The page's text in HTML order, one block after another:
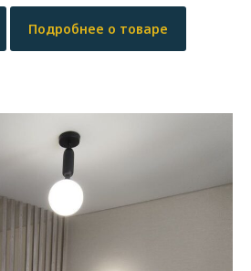
Подробнее о товаре